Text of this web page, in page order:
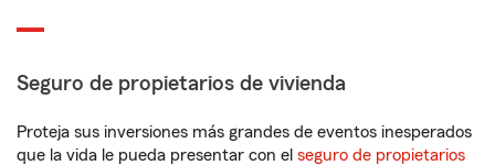
Seguro de propietarios de vivienda
Proteja sus inversiones más grandes de eventos inesperados
que la vida le pueda presentar con el seguro de propietarios